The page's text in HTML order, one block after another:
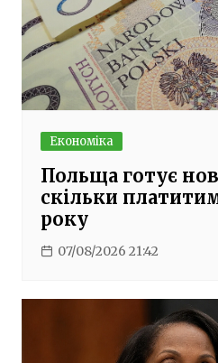
Економіка
Польща готує
скільки
року
07/08/2026 21:42